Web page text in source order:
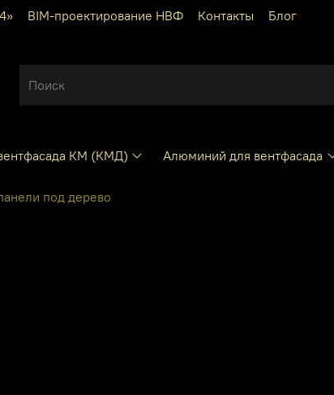
BIM-проектирование НВФ Контакты Блог
КМ (КМД) Алюминий для вентфасада
под дерево